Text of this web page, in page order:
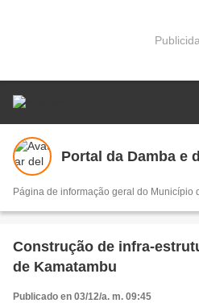
Portal da Damba e
Página de informação geral do Município
Construção de infra-
de Kamatambu
Publicado en 03/12/a. m. 09:45